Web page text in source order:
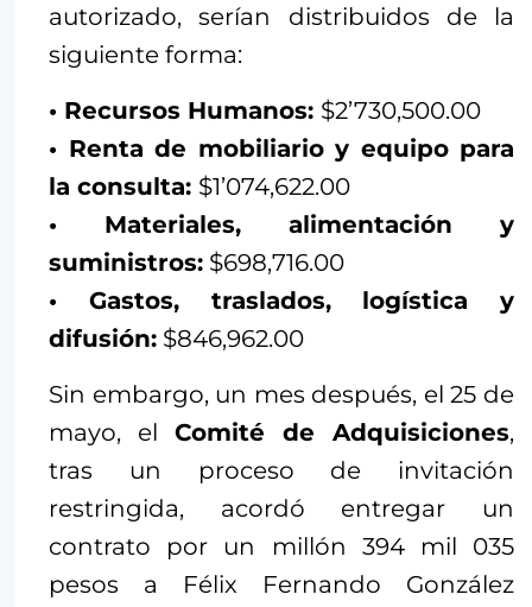
autorizado, serían distribuidos de la
siguiente forma:
• Recursos Humanos: $2’730,500.00
• Renta de mobiliario y equipo para
la consulta: $1’074,622.00
• Materiales, alimentación y
suministros: $698,716.00
• Gastos, traslados, logística y
difusión: $846,962.00
Sin embargo, un mes después, el 25 de
mayo, el Comité de Adquisiciones,
tras un proceso de invitación
restringida, acordó entregar un
contrato por un millón 394 mil 035
pesos a Félix Fernando González